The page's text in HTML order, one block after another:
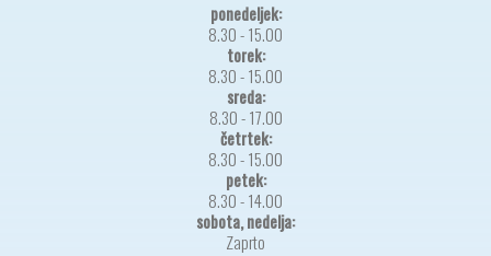
ponedeljek:
8.30 - 15.00
torek:
8.30 - 15.00
sreda:
8.30 - 17.00
četrtek:
8.30 - 15.00
petek:
8.30 - 14.00
sobota, nedelja:
Zaprto